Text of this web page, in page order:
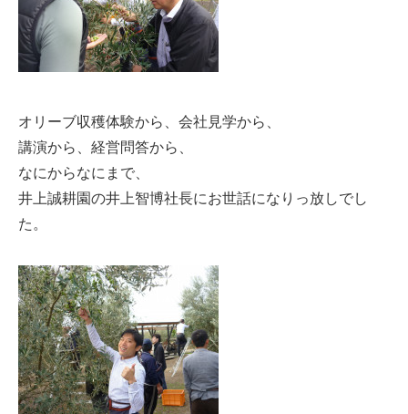
オリーブ収穫体験から、会社見学から、
講演から、経営問答から、
なにからなにまで、
井上誠耕園の井上智博社長にお世話になりっ放しでし
た。